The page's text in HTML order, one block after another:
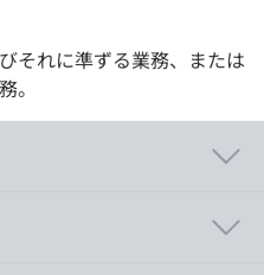
それに準ずる業務、または
。